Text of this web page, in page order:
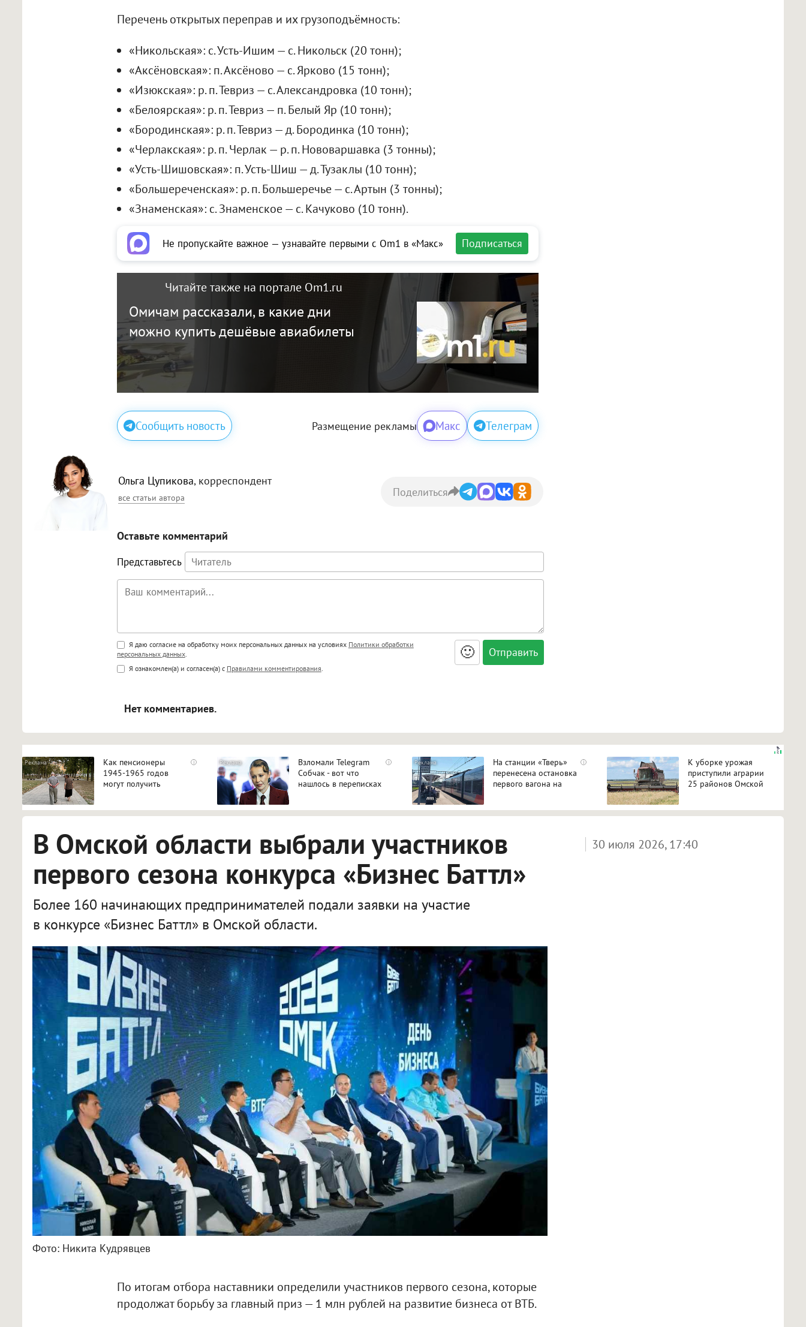
Перечень открытых переправ и их грузоподъёмность:
«Никольская»: с. Усть-Ишим — с. Никольск (20 тонн);
«Аксёновская»: п. Аксёново — с. Ярково (15 тонн);
«Изюкская»: р. п. Тевриз — с. Александровка (10 тонн);
«Белоярская»: р. п. Тевриз — п. Белый Яр (10 тонн);
«Бородинская»: р. п. Тевриз — д. Бородинка (10 тонн);
«Черлакская»: р. п. Черлак — р. п. Нововаршавка (3 тонны);
«Усть-Шишовская»: п. Усть-Шиш — д. Тузаклы (10 тонн);
«Большереченская»: р. п. Большеречье — с. Артын (3 тонны);
«Знаменская»: с. Знаменское — с. Качуково (10 тонн).
Не пропускайте важное — узнавайте первыми с Om1 в «Макс» Подписаться
Читайте также на портале Om1.ru
Омичам рассказали, в какие дни
можно купить дешёвые авиабилеты
Сообщить новость Размещение рекламы Макс Телеграм
Ольга Цупикова, корреспондент
все статьи автора Поделиться
Оставьте комментарий
Представьтесь
Поддержка HTML
<b>, <strong>, <u>, <i>, <em>, <s>, <big>, <small>, <sup>, <sub>, <pre>, <ul>, <ol>, <li>,
<blockquote>, <code> экранирует HTML, адреса URL автоматически становятся ссылками, и
Я даю согласие на обработку моих персональных данных на условиях Политики обработки
персональных данных.
Я ознакомлен(а) и согласен(а) с Правилами комментирования.
🙂
Нет комментариев.
i
Как пенсионеры
1945-1965 годов
могут получить
i
Взломали Telegram
Собчак - вот что
нашлось в переписках
i
На станции «Тверь»
перенесена остановка
первого вагона на
К уборке урожая
приступили аграрии
25 районов Омской
В Омской области выбрали участников
первого сезона конкурса «Бизнес Баттл»
Более 160 начинающих предпринимателей подали заявки на участие
в конкурсе «Бизнес Баттл» в Омской области.
30 июля 2026, 17:40
Фото: Никита Кудрявцев
По итогам отбора наставники определили участников первого сезона, которые
продолжат борьбу за главный приз — 1 млн рублей на развитие бизнеса от ВТБ.